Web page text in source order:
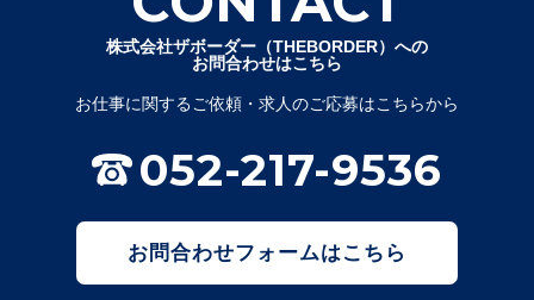
株式会社ザボーダー（THEBORDER）への
お問合わせはこちら
お仕事に関するご依頼・求人のご応募はこちらから
052-217-9536
お問合わせフォームはこちら